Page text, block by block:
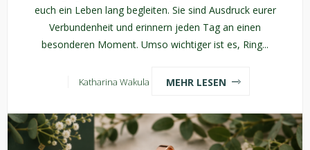
euch ein Leben lang begleiten. Sie sind Ausdruck eurer
Verbundenheit und erinnern jeden Tag an einen
besonderen Moment. Umso wichtiger ist es, Ring...
Katharina Wakula MEHR LESEN